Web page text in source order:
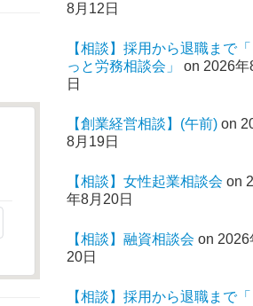
8月12日
【相談】採用から退職まで
っと労務相談会」
on 2026年
日
【創業経営相談】(午前) on
8月19日
【相談】女性起業相談会 on
年8月20日
【相談】融資相談会 on 2026
20日
【相談】採用から退職まで